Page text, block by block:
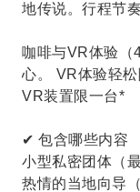
地传说。行程节
咖啡与VR体验（
心。 VR体验轻松
VR装置限一台*
✔ 包含哪些内容
小型私密团体（
热情的当地向导